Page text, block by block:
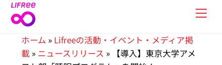
Skip
ホーム » Lifreeの活動・イベント・メディア掲
載 » ニュースリリース »【導入】東京大学アメ